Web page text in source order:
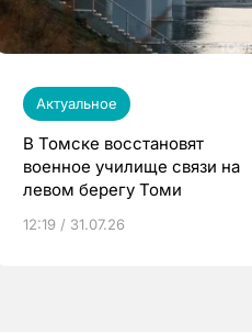
Актуальное
В Томске восстановят
военное училище связи на
левом берегу Томи
12:19 / 31.07.26